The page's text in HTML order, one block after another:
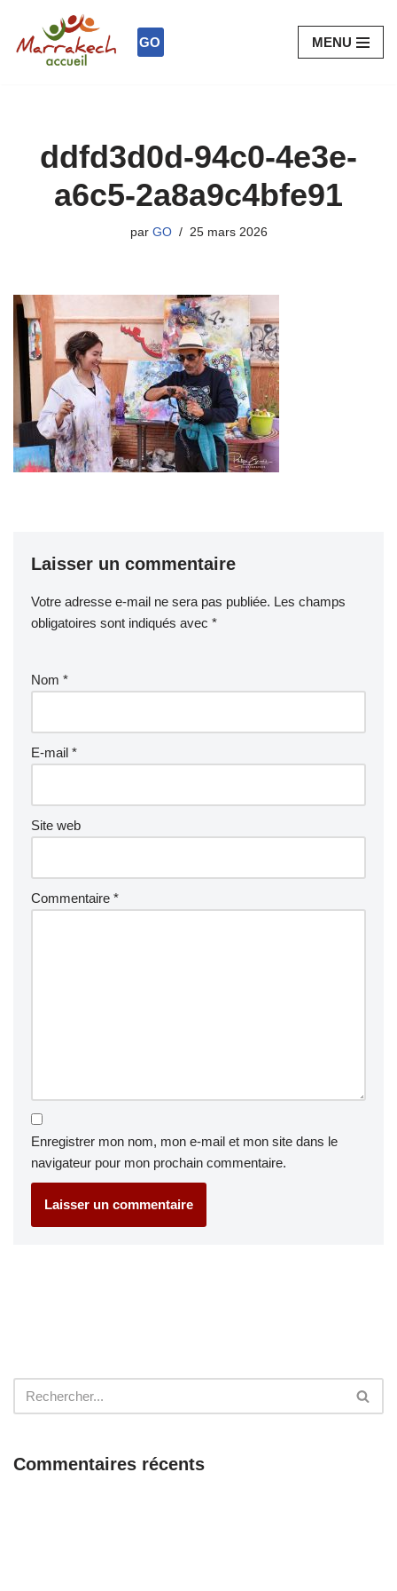
Aller
GO MENU
ddfd3d0d-94c0-4e3e-
a6c5-2a8a9c4bfe91
par GO 25 mars 2026
Laisser un commentaire
Votre adresse e-mail ne sera pas publiée. Les champs
obligatoires sont indiqués avec *
Nom *
E-mail *
Site web
Commentaire *
Enregistrer mon nom, mon e-mail et mon site dans le
navigateur pour mon prochain commentaire.
Commentaires récents